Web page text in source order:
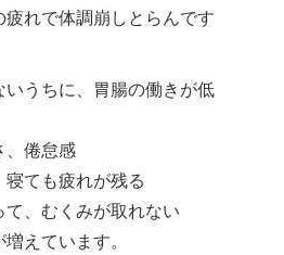
れで体調崩しとらんです
いうちに、胃腸の働きが低
、倦怠感
寝ても疲れが残る
て、むくみが取れない
えています。